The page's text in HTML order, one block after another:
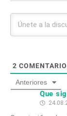
2
Anteriores
Que